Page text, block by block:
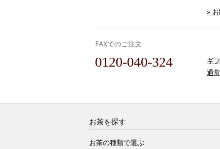
»
FAXでのご注文
0120-040-324 ギ
通
お茶を探す
お茶の種類で選ぶ